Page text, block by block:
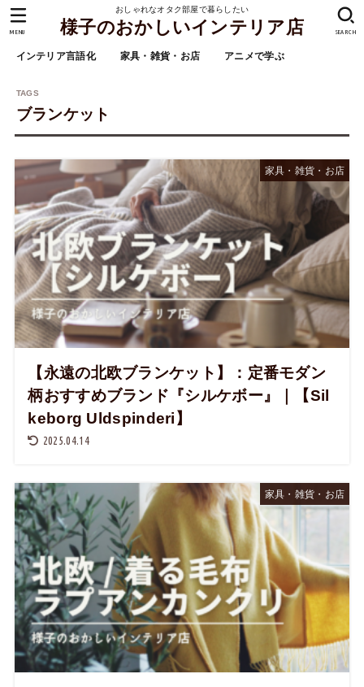
おしゃれなオタク部屋で暮らしたい
様子のおかしいインテリア店
インテリア言語化 家具・雑貨・お店 アニメで学ぶ
SEARCH
MENU
ブランケット
家具・雑貨・お店
【永遠の北欧ブランケット】：定番モダン
柄おすすめブランド『シルケボー』｜【Sil
keborg Uldspinderi】
2025.04.14
家具・雑貨・お店